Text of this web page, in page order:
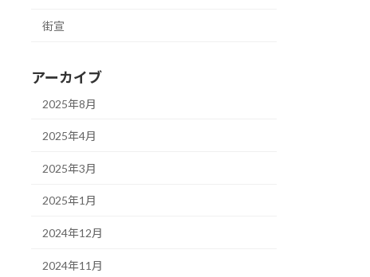
街宣
アーカイブ
2025年8月
2025年4月
2025年3月
2025年1月
2024年12月
2024年11月